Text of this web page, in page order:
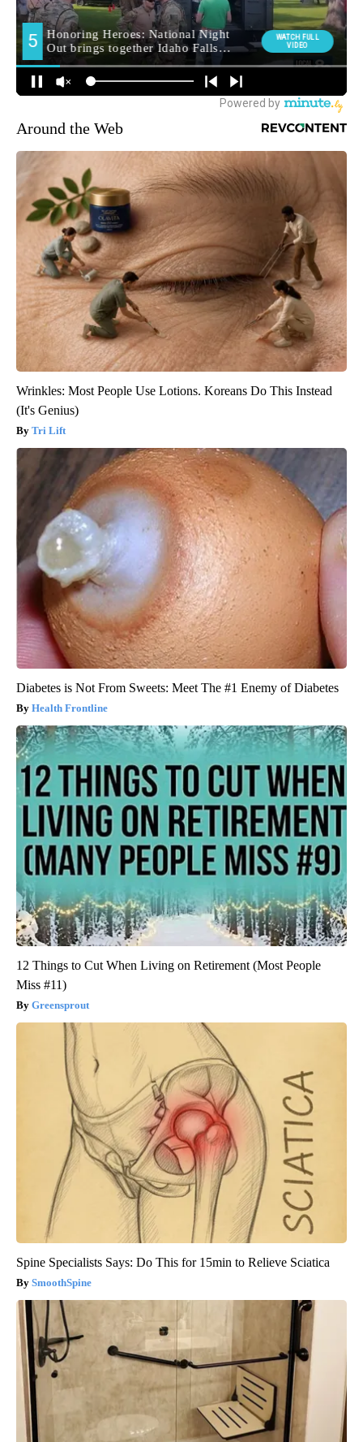
Around the Web
Wrinkles: Most People Use Lotions. Koreans Do This Instead
(It's Genius)
Tri Lift
Diabetes is Not From Sweets: Meet The #1 Enemy of Diabetes
Health Frontline
12 Things to Cut When Living on Retirement (Most People
Miss #11)
Greensprout
Spine Specialists Says: Do This for 15min to Relieve Sciatica
SmoothSpine